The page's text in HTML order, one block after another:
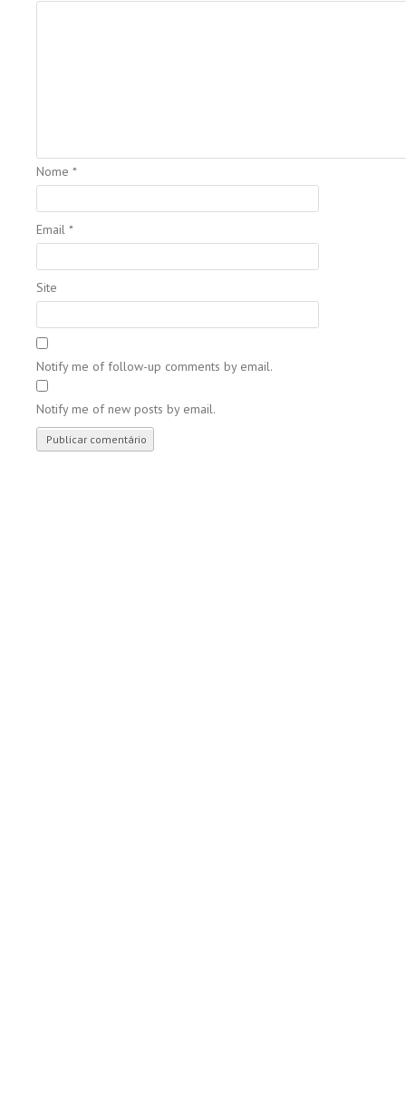
Nome *
Email *
Site
Notify me of follow-up comments by email.
Notify me of new posts by email.